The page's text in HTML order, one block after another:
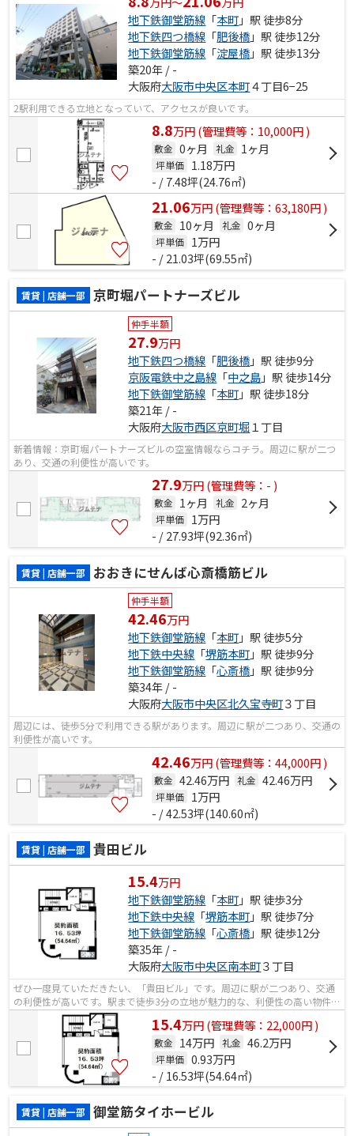
地下鉄御堂筋線 「本町」駅 徒歩8分
地下鉄四つ橋線 「肥後橋」駅 徒歩12分
地下鉄御堂筋線 「淀屋橋」駅 徒歩13分
築20年 / -
大阪府大阪市中央区本町４丁目6−25
2駅利用できる立地となっていて、アクセスが良いです。
8.8万円(管理費等：10,000円 )
敷金 0ヶ月 礼金 1ヶ月
坪単価 1.18万円
- / 7.48坪(24.76㎡)
21.06万円(管理費等：63,180円 )
敷金 10ヶ月 礼金 0ヶ月
坪単価 1万円
- / 21.03坪(69.55㎡)
賃貸 | 店舗一部 京町堀パートナーズビル
仲手半額
27.9万円
地下鉄四つ橋線 「肥後橋」駅 徒歩9分
京阪電鉄中之島線 「中之島」駅 徒歩14分
地下鉄御堂筋線 「本町」駅 徒歩18分
築21年 / -
大阪府大阪市西区京町堀１丁目
新着情報：京町堀パートナーズビルの空室情報ならコチラ。周辺に駅が二つ
あり、交通の利便性が高いです。
27.9万円(管理費等：- )
敷金 1ヶ月 礼金 2ヶ月
坪単価 1万円
- / 27.93坪(92.36㎡)
賃貸 | 店舗一部 おおきにせんば心斎橋筋ビル
仲手半額
42.46万円
地下鉄御堂筋線 「本町」駅 徒歩5分
地下鉄中央線 「堺筋本町」駅 徒歩9分
地下鉄御堂筋線 「心斎橋」駅 徒歩9分
築34年 / -
大阪府大阪市中央区北久宝寺町３丁目
周辺には、徒歩5分で利用できる駅があります。周辺に駅が二つあり、交通の
利便性が高いです。
42.46万円(管理費等：44,000円 )
敷金 42.46万円 礼金 42.46万円
坪単価 1万円
- / 42.53坪(140.60㎡)
賃貸 | 店舗一部 貴田ビル
15.4万円
地下鉄御堂筋線 「本町」駅 徒歩3分
地下鉄中央線 「堺筋本町」駅 徒歩7分
地下鉄御堂筋線 「心斎橋」駅 徒歩12分
築35年 / -
大阪府大阪市中央区南本町３丁目
ぜひ一度見ていただきたい、「貴田ビル」です。周辺に駅が二つあり、交通
の利便性が高いです。駅まで徒歩3分の立地が魅力的な、利便性の高い物件で
す。こちらはエレベーター付きの物件...
15.4万円(管理費等：22,000円 )
敷金 14万円 礼金 46.2万円
坪単価 0.93万円
- / 16.53坪(54.64㎡)
賃貸 | 店舗一部 御堂筋タイホービル